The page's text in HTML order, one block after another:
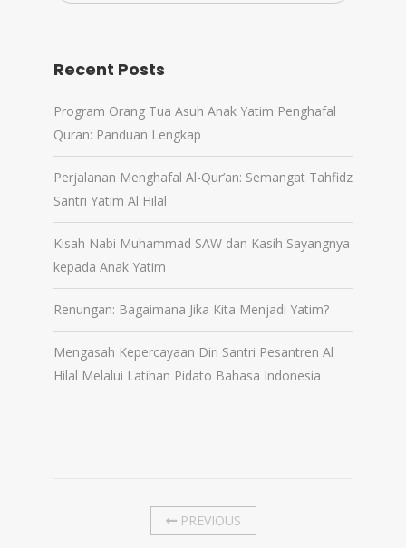
Recent Posts
Program Orang Tua Asuh Anak Yatim Penghafal
Quran: Panduan Lengkap
Perjalanan Menghafal Al-Qur’an: Semangat Tahfidz
Santri Yatim Al Hilal
Kisah Nabi Muhammad SAW dan Kasih Sayangnya
kepada Anak Yatim
Renungan: Bagaimana Jika Kita Menjadi Yatim?
Mengasah Kepercayaan Diri Santri Pesantren Al
Hilal Melalui Latihan Pidato Bahasa Indonesia
PREVIOUS